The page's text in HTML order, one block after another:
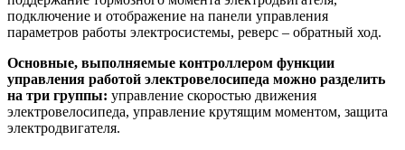
подключение и отображение на панели управления
параметров работы электросистемы, реверс – обратный ход.
Основные, выполняемые контроллером функции
управления работой электровелосипеда можно разделить
на три группы: управление скоростью движения
электровелосипеда, управление крутящим моментом, защита
электродвигателя.